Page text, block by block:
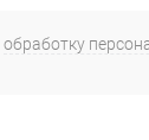
обработку